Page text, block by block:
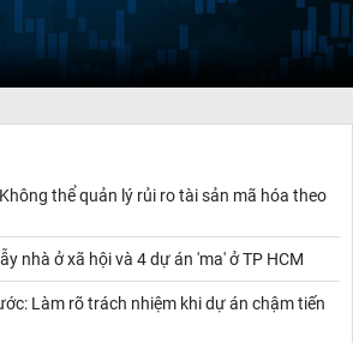
thể quản lý rủi ro tài sản mã hóa theo
nhà ở xã hội và 4 dự án 'ma' ở TP HCM
Làm rõ trách nhiệm khi dự án chậm tiến